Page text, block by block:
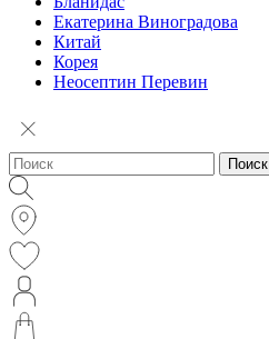
Екатерина Виноградова
Китай
Корея
Неосептин Перевин
Поиск